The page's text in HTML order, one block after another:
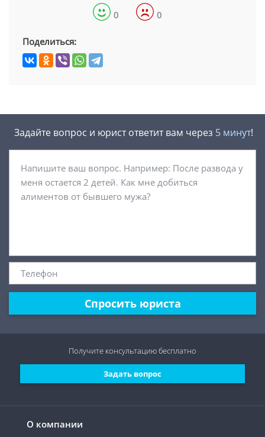
0 0
Поделиться:
Задайте вопрос и юрист ответит вам через 5 минут!
Спросить юриста
О компании
Задать вопрос
Получите консультациюбесплатно